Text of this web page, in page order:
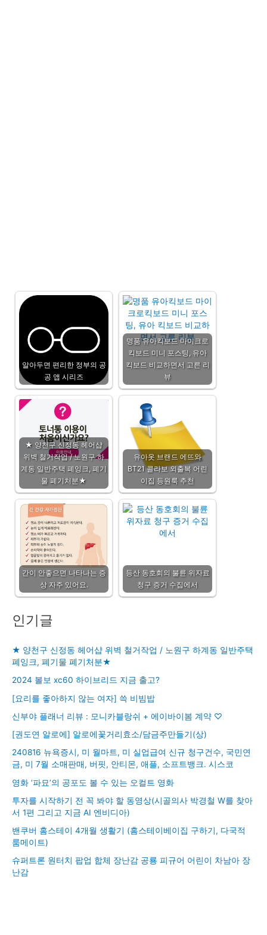
알아두면 편리한 정부의 공
공 앱 시리즈
명품 유아킥보드 마이크로
킥보드 미니 포스팅, 유아
킥보드 비교하면서 고른 리
뷰
★ 양천구 신정동 헤어샵
위벽 철거작업 / 노원구 하
계동 일반주택 폐잉크, 폐기
물 폐기처분★
유아옷 브랜드 에뜨와
BT21 콜라보 외출복 어린
이집 등원룩 추천
간이 안좋으면 나타나는 증
상 자주 있어요.
등산 동호회의 불륜 위자료
청구 증거 수집에서
인기글
★ 양천구 신정동 헤어샵 위벽 철거작업 / 노원구 하계동 일반주택
폐잉크, 폐기물 폐기처분★
2024 볼보 xc60 하이브리드 지금 출고?
[요리를 좋아하지 않는 여자] 쓱 비빔밥
신부야 플래너 리뷰 : 모니카블랑쉬 + 에이바이봄 계약 ♡
[권도연 알로에] 알로에꽃거리효소/담금주만들기(상)
240816 뉴욕증시, 미 월마트, 미 실업급여 신규 청구건수, 국민연
금, 미 7월 소매판매, 버핏, 안티몬, 애플, 소프트뱅크. 시스코
영화 ‘파묘’의 공포도 볼 수 있는 오컬트 영화
투자를 시작하기 전 꼭 봐야 할 동영상(시골의사 박경철 W를 찾아
서 1편 그리고 지금 AI 엔비디아)
밴쿠버 홈스테이 4개월 생활기 (홈스테이베이집 구하기, 다국적
룸메이트)
슈퍼트론 원터치 팝업 합체 장난감 공룡 피규어 어린이 차남아 장
난감